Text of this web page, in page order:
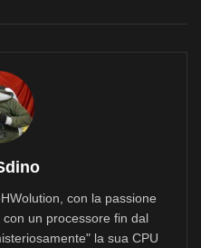
con la passione
un processore fin dal
la sua CPU